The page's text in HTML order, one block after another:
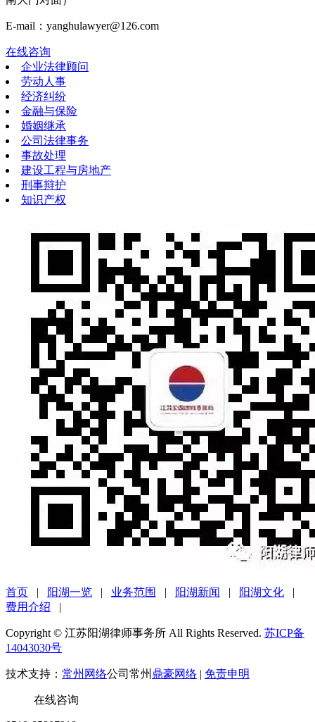
E-mail：yanghulawyer@126.com
在线咨询
企业法律顾问
劳动人事
经济纠纷
金融与保险
婚姻继承
公司法律事务
事故处理
建设工程与房地产
刑事辩护
知识产权
首页 | 阳湖一览 | 业务范围 | 阳湖新闻 | 阳湖文化 |
费用介绍 |
Copyright © 江苏阳湖律师事务所 All Rights Reserved. 苏ICP备
14043030号
技术支持： 常州网络公司常州 鼎豪网络 | 免责申明
在线咨询